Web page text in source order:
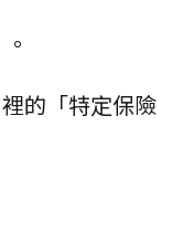
的「特定保險